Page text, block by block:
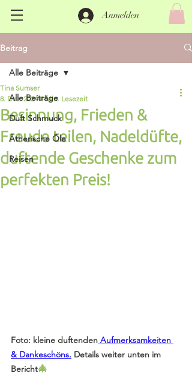
Anmelden
Beitrag
Alle Beiträge
Duft Schmuck
Ätherische Öle
Reisen
Alle Beiträge
Besinnung, Frieden &
Freude teilen, Nadeldüfte,
duftende Geschenke zum
perfekten Preis!
Tina Sumser
8. Dez. 2024 4 Min. Lesezeit
Foto: kleine duftenden Aufmerksamkeiten
& Dankeschöns. Details weiter unten im
Bericht🎄